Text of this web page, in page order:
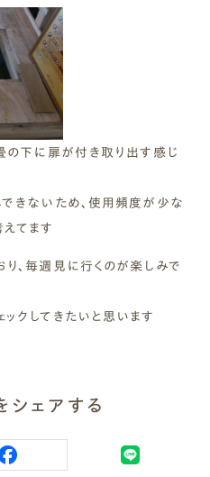
の下に扉が付き取り出す感じ
きないため、使用頻度が少な
てます
、毎週見に行くのが楽しみで
クしてきたいと思います
シェアする